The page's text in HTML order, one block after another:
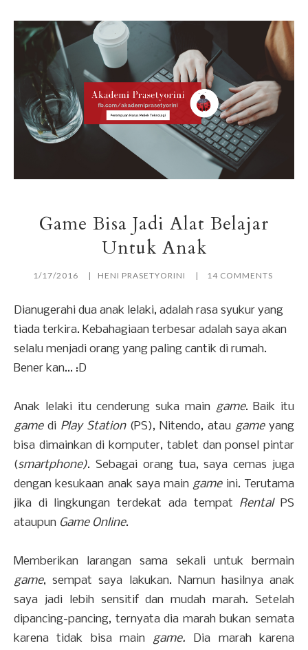
Game Bisa Jadi Alat Belajar
Untuk Anak
1/17/2016 HENI PRASETYORINI 14 COMMENTS
Dianugerahi dua anak lelaki, adalah rasa syukur yang
tiada terkira. Kebahagiaan terbesar adalah saya akan
selalu menjadi orang yang paling cantik di rumah.
Bener kan... :D
Anak lelaki itu cenderung suka main game. Baik itu
gamedi Play Station(PS), Nitendo, atau gameyang
bisa dimainkan di komputer, tablet dan ponsel pintar
(smartphone). Sebagai orang tua, saya cemas juga
dengan kesukaan anak saya main gameini. Terutama
jika di lingkungan terdekat ada tempat RentalPS
ataupun Game Online.
Memberikan larangan sama sekali untuk bermain
game, sempat saya lakukan. Namun hasilnya anak
saya jadi lebih sensitif dan mudah marah. Setelah
dipancing-pancing, ternyata dia marah bukan semata
karena tidak bisa main game. Dia marah karena